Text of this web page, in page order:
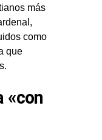
más
como
que
«con